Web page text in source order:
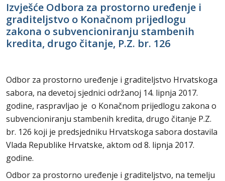
Izvješće Odbora za prostorno uređenje i
graditeljstvo o Konačnom prijedlogu
zakona o subvencioniranju stambenih
kredita, drugo čitanje, P.Z. br. 126
Odbor za prostorno uređenje i graditeljstvo Hrvatskoga
sabora, na devetoj sjednici održanoj 14. lipnja 2017.
godine, raspravljao je o Konačnom prijedlogu zakona o
subvencioniranju stambenih kredita, drugo čitanje P.Z.
br. 126 koji je predsjedniku Hrvatskoga sabora dostavila
Vlada Republike Hrvatske, aktom od 8. lipnja 2017.
godine.
Odbor za prostorno uređenje i graditeljstvo, na temelju